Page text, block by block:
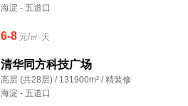
海淀 - 五道口
6-8元/㎡·天
清华同方科技广场
高层 (共28层) / 131900m² / 精装修
海淀 - 五道口